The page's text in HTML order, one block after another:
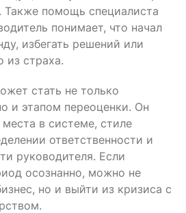
Также помощь специалиста
понимает, что начал
избегать решений или
из страха.
стать не только
и этапом переоценки. Он
в системе, стиле
ответственности и
руководителя. Если
осознанно, можно не
но и выйти из кризиса с